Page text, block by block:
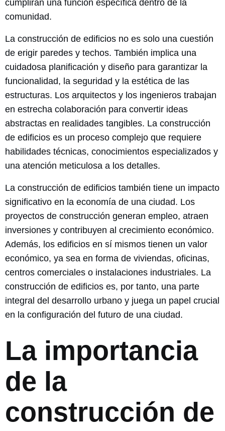
cumplirán una función específica dentro de la
comunidad.
La construcción de edificios no es solo una cuestión
de erigir paredes y techos. También implica una
cuidadosa planificación y diseño para garantizar la
funcionalidad, la seguridad y la estética de las
estructuras. Los arquitectos y los ingenieros trabajan
en estrecha colaboración para convertir ideas
abstractas en realidades tangibles. La construcción
de edificios es un proceso complejo que requiere
habilidades técnicas, conocimientos especializados y
una atención meticulosa a los detalles.
La construcción de edificios también tiene un impacto
significativo en la economía de una ciudad. Los
proyectos de construcción generan empleo, atraen
inversiones y contribuyen al crecimiento económico.
Además, los edificios en sí mismos tienen un valor
económico, ya sea en forma de viviendas, oficinas,
centros comerciales o instalaciones industriales. La
construcción de edificios es, por tanto, una parte
integral del desarrollo urbano y juega un papel crucial
en la configuración del futuro de una ciudad.
La importancia
de la
construcción de